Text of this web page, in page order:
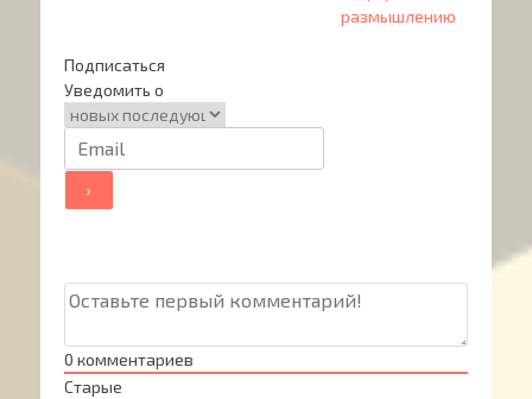
размышлению
Подписаться
Уведомить о
0 комментариев
Старые